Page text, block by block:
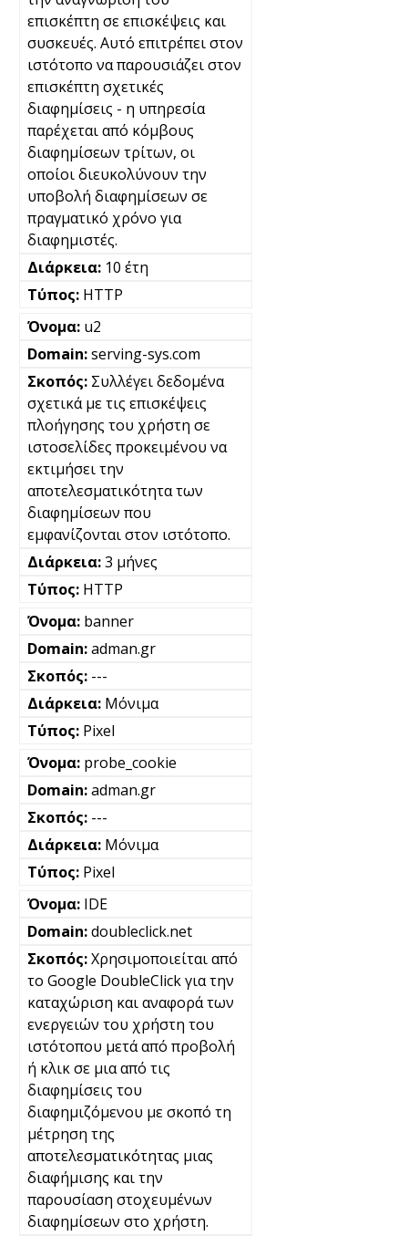
επισκέπτη σε επισκέψεις και
συσκευές. Αυτό επιτρέπει στον
ιστότοπο να παρουσιάζει στον
επισκέπτη σχετικές
διαφημίσεις - η υπηρεσία
παρέχεται από κόμβους
διαφημίσεων τρίτων, οι
οποίοι διευκολύνουν την
υποβολή διαφημίσεων σε
πραγματικό χρόνο για
διαφημιστές.
10 έτη
HTTP
u2
serving-sys.com
Συλλέγει δεδομένα
σχετικά με τις επισκέψεις
πλοήγησης του χρήστη σε
ιστοσελίδες προκειμένου να
εκτιμήσει την
αποτελεσματικότητα των
διαφημίσεων που
εμφανίζονται στον ιστότοπο.
3 μήνες
HTTP
banner
adman.gr
---
Μόνιμα
Pixel
probe_cookie
adman.gr
---
Μόνιμα
Pixel
IDE
doubleclick.net
Χρησιμοποιείται από
το Google DoubleClick για την
καταχώριση και αναφορά των
ενεργειών του χρήστη του
ιστότοπου μετά από προβολή
ή κλικ σε μια από τις
διαφημίσεις του
διαφημιζόμενου με σκοπό τη
μέτρηση της
αποτελεσματικότητας μιας
διαφήμισης και την
παρουσίαση στοχευμένων
διαφημίσεων στο χρήστη.